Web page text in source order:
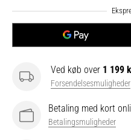
Ved køb over 1 199
Forsendelsesmuligheder
Betaling med kort
Betalingsmuligheder